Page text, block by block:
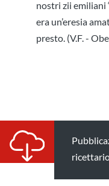
nostri zii emiliani
era un’eresia
presto. (V.F. -